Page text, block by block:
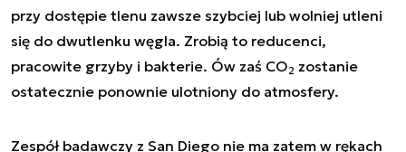
przy dostępie tlenu zawsze szybciej lub wolniej utleni
się do dwutlenku węgla. Zrobią to reducenci,
pracowite grzyby i bakterie. Ów zaś CO2 zostanie
ostatecznie ponownie ulotniony do atmosfery.
Zespół badawczy z San Diego nie ma zatem w rękach